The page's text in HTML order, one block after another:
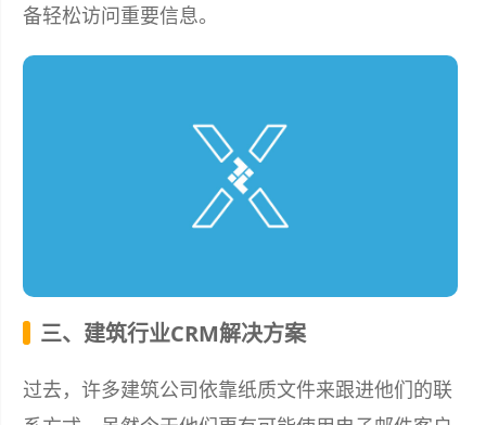
备轻松访问重要信息。
三、建筑行业CRM解决方案
过去，许多建筑公司依靠纸质文件来跟进他们的联